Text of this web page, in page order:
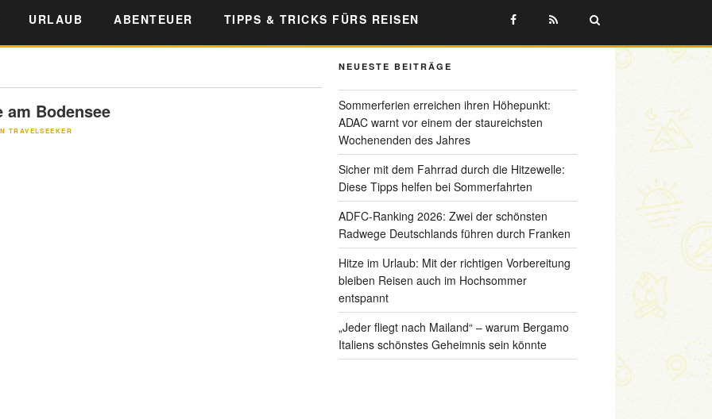
URLAUB ABENTEUER TIPPS & TRICKS FÜRS REISEN
Bodensee
TRAVELSEEKER
NEUESTE BEITRÄGE
Sommerferien erreichen ihren Höhepunkt:
ADAC warnt vor einem der staureichsten
Wochenenden des Jahres
Sicher mit dem Fahrrad durch die Hitzewelle:
Diese Tipps helfen bei Sommerfahrten
ADFC-Ranking 2026: Zwei der schönsten
Radwege Deutschlands führen durch Franken
Hitze im Urlaub: Mit der richtigen Vorbereitung
bleiben Reisen auch im Hochsommer
entspannt
„Jeder fliegt nach Mailand“ – warum Bergamo
Italiens schönstes Geheimnis sein könnte